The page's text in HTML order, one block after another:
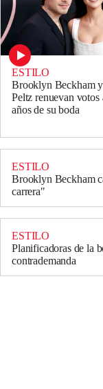
ESTILO
Brooklyn Beckham
Peltz renuevan votos
años de su boda
ESTILO
Brooklyn Beckham
carrera"
ESTILO
Planificadoras de la
contrademanda